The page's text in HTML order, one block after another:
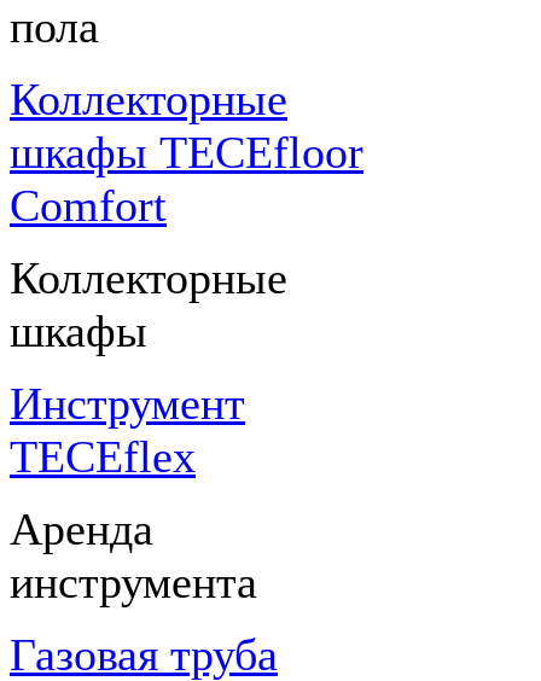
пола
Коллекторные
шкафы TECEfloor
Comfort
Коллекторные
шкафы
Инструмент
TECEflex
Аренда
инструмента
Газовая труба